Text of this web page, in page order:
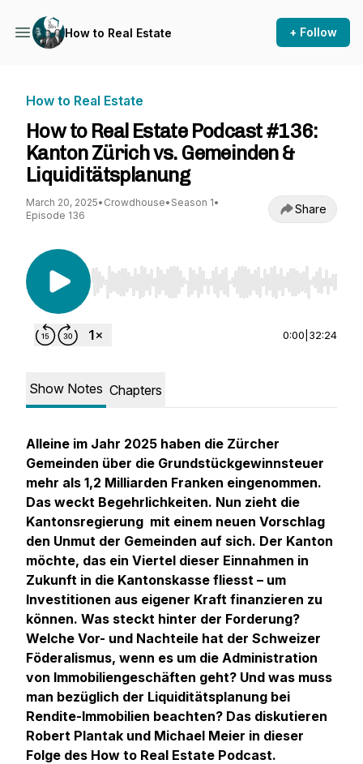
How to Real Estate + Follow
How to Real Estate
How to Real Estate Podcast #136:
Kanton Zürich vs. Gemeinden &
Liquiditätsplanung
March 20, 2025• Crowdhouse• Season 1•
Episode 136
Share
Use Left/Right to seek, Home/End to jump to
0:00 32:24
Show Notes Chapters
Alleine im Jahr 2025 haben die Zürcher
Gemeinden über die Grundstückgewinnsteuer
mehr als 1,2 Milliarden Franken eingenommen.
Das weckt Begehrlichkeiten. Nun zieht die
Kantonsregierung mit einem neuen Vorschlag
den Unmut der Gemeinden auf sich. Der Kanton
möchte, das ein Viertel dieser Einnahmen in
Zukunft in die Kantonskasse fliesst – um
Investitionen aus eigener Kraft finanzieren zu
können. Was steckt hinter der Forderung?
Welche Vor- und Nachteile hat der Schweizer
Föderalismus, wenn es um die Administration
von Immobiliengeschäften geht? Und was muss
man bezüglich der Liquiditätsplanung bei
Rendite-Immobilien beachten? Das diskutieren
Robert Plantak und Michael Meier in dieser
Folge des How to Real Estate Podcast.